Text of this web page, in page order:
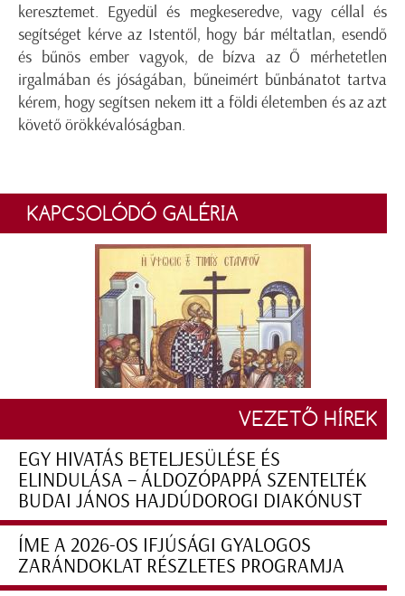
keresztemet. Egyedül és megkeseredve, vagy céllal és
segítséget kérve az Istentől, hogy bár méltatlan, esendő
és bűnös ember vagyok, de bízva az Ő mérhetetlen
irgalmában és jóságában, bűneimért bűnbánatot tartva
kérem, hogy segítsen nekem itt a földi életemben és az azt
követő örökkévalóságban.
KAPCSOLÓDÓ GALÉRIA
VEZETŐ HÍREK
EGY HIVATÁS BETELJESÜLÉSE ÉS
ELINDULÁSA – ÁLDOZÓPAPPÁ SZENTELTÉK
BUDAI JÁNOS HAJDÚDOROGI DIAKÓNUST
ÍME A 2026-OS IFJÚSÁGI GYALOGOS
ZARÁNDOKLAT RÉSZLETES PROGRAMJA